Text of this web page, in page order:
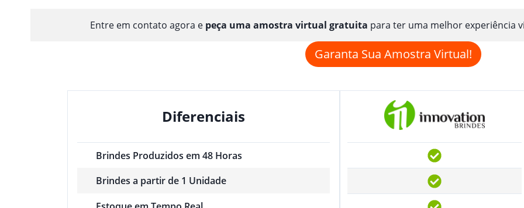
Entre em contato agora e peça uma amostra virtual gratuita para ter uma melhor experiência
Garanta Sua Amostra Virtual!
Diferenciais
Brindes Produzidos em 48 Horas
Brindes a partir de 1 Unidade